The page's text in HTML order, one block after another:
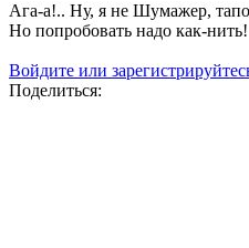
Ага-а!.. Ну, я не Шумажер,
Но попробовать надо как-нить!
Войдите или
Поделиться: